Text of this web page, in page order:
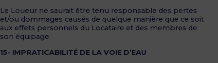
Le Loueur ne saurait être tenu responsable des pertes
et/ou dommages causés de quelque manière que ce soit
aux effets personnels du Locataire et des membres de
son équipage.
15- IMPRATICABILITÉ DE LA VOIE D’EAU